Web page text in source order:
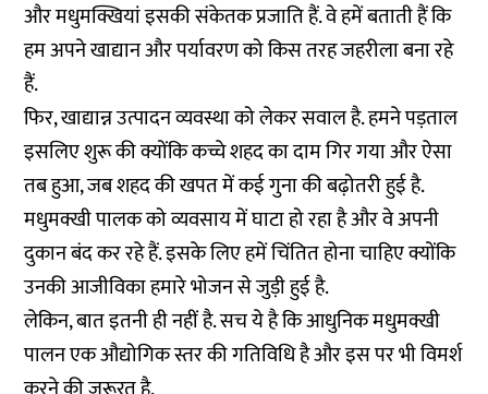
और मधुमक्खियां इसकी संकेतक प्रजाति हैं. वे हमें बताती हैं कि
हम अपने खाद्यान और पर्यावरण को किस तरह जहरीला बना रहे
हैं.
फिर, खाद्यान्न उत्पादन व्यवस्था को लेकर सवाल है. हमने पड़ताल
इसलिए शुरू की क्योंकि कच्चे शहद का दाम गिर गया और ऐसा
तब हुआ, जब शहद की खपत में कई गुना की बढ़ोतरी हुई है.
मधुमक्खी पालक को व्यवसाय में घाटा हो रहा है और वे अपनी
दुकान बंद कर रहे हैं. इसके लिए हमें चिंतित होना चाहिए क्योंकि
उनकी आजीविका हमारे भोजन से जुड़ी हुई है.
लेकिन, बात इतनी ही नहीं है. सच ये है कि आधुनिक मधुमक्खी
पालन एक औद्योगिक स्तर की गतिविधि है और इस पर भी विमर्श